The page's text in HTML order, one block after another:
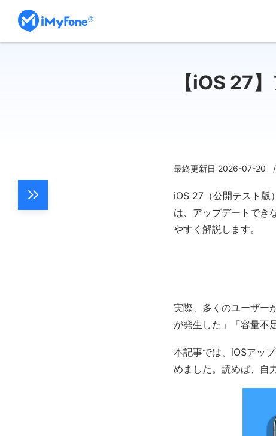
【iOS 27
最終更新日 2026-07-20 /
iOS 27（公開テスト版
は、アップデートでき
やすく解説します。
実際、多くのユーザー
が発生した」「容量不
本記事では、iOSアッ
めました。読めば、自